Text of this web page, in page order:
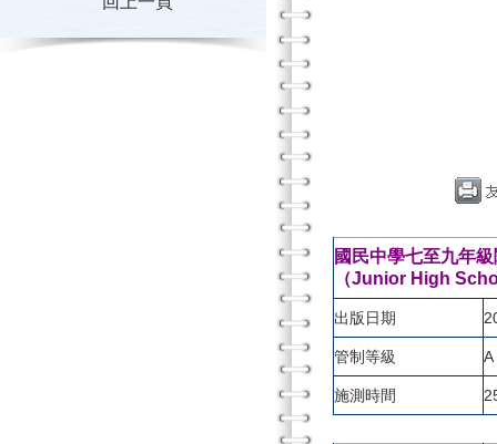
國民中學七至九年
（Junior High
出版日期
管制等級 A
施測時間